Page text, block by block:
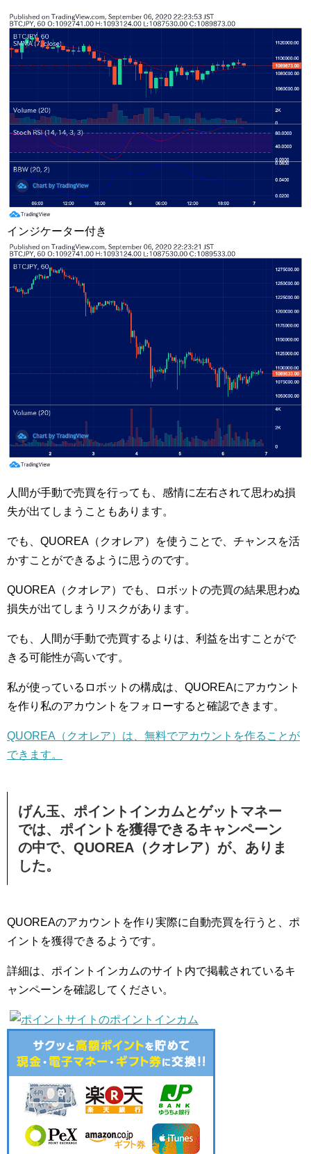
インジケーター付き
人間が手動で売買を行っても、感情に左右されて思わぬ損
失が出てしまうこともあります。
でも、QUOREA（クオレア）を使うことで、チャンスを活
かすことができるように思うのです。
QUOREA（クオレア）でも、ロボットの売買の結果思わぬ
損失が出てしまうリスクがあります。
でも、人間が手動で売買するよりは、利益を出すことがで
きる可能性が高いです。
私が使っているロボットの構成は、QUOREAにアカウント
を作り私のアカウントをフォローすると確認できます。
QUOREA（クオレア）は、無料でアカウントを作ることが
できます。
げん玉、ポイントインカムとゲットマネー
では、ポイントを獲得できるキャンペーン
の中で、QUOREA（クオレア）が、ありま
した。
QUOREAのアカウントを作り実際に自動売買を行うと、ポ
イントを獲得できるようです。
詳細は、ポイントインカムのサイト内で掲載されているキ
ャンペーンを確認してください。